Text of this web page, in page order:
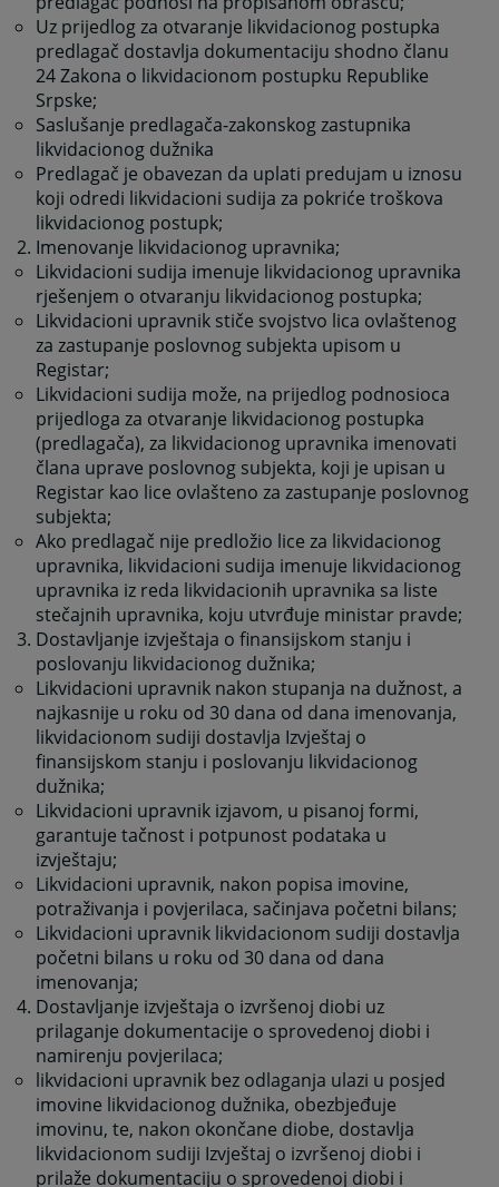
Uz prijedlog za otvaranje likvidacionog postupka
predlagač dostavlja dokumentaciju shodno članu
24 Zakona o likvidacionom postupku Republike
Srpske;
Saslušanje predlagača-zakonskog zastupnika
likvidacionog dužnika
Predlagač je obavezan da uplati predujam u iznosu
koji odredi likvidacioni sudija za pokriće troškova
likvidacionog postupk;
Imenovanje likvidacionog upravnika;
Likvidacioni sudija imenuje likvidacionog upravnika
rješenjem o otvaranju likvidacionog postupka;
Likvidacioni upravnik stiče svojstvo lica ovlaštenog
za zastupanje poslovnog subjekta upisom u
Registar;
Likvidacioni sudija može, na prijedlog podnosioca
prijedloga za otvaranje likvidacionog postupka
(predlagača), za likvidacionog upravnika imenovati
člana uprave poslovnog subjekta, koji je upisan u
Registar kao lice ovlašteno za zastupanje poslovnog
subjekta;
Ako predlagač nije predložio lice za likvidacionog
upravnika, likvidacioni sudija imenuje likvidacionog
upravnika iz reda likvidacionih upravnika sa liste
stečajnih upravnika, koju utvrđuje ministar pravde;
Dostavljanje izvještaja o finansijskom stanju i
poslovanju likvidacionog dužnika;
Likvidacioni upravnik nakon stupanja na dužnost, a
najkasnije u roku od 30 dana od dana imenovanja,
likvidacionom sudiji dostavlja Izvještaj o
finansijskom stanju i poslovanju likvidacionog
dužnika;
Likvidacioni upravnik izjavom, u pisanoj formi,
garantuje tačnost i potpunost podataka u
izvještaju;
Likvidacioni upravnik, nakon popisa imovine,
potraživanja i povjerilaca, sačinjava početni bilans;
Likvidacioni upravnik likvidacionom sudiji dostavlja
početni bilans u roku od 30 dana od dana
imenovanja;
Dostavljanje izvještaja o izvršenoj diobi uz
prilaganje dokumentacije o sprovedenoj diobi i
namirenju povjerilaca;
likvidacioni upravnik bez odlaganja ulazi u posjed
imovine likvidacionog dužnika, obezbjeđuje
imovinu, te, nakon okončane diobe, dostavlja
likvidacionom sudiji Izvještaj o izvršenoj diobi i
prilaže dokumentaciju o sprovedenoj diobi i